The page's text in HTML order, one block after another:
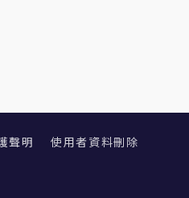
聲明 使用者資料刪除